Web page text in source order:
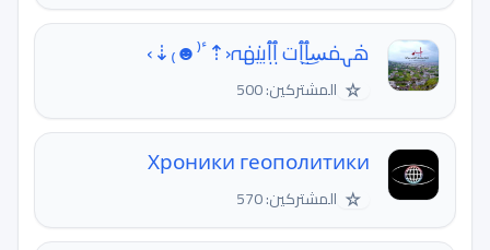
هٰہمٰس͜ٱٖٱٖت ٱٖٱٖبيٰهٰہ‹⇡ٴ⁽☻₎⇣›
☆ المشتركين: 500
Хроники геополитики
☆ المشتركين: 570